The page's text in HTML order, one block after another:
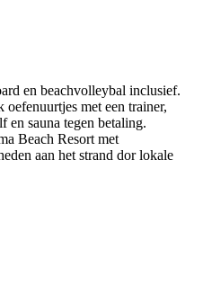
en beachvolleybal inclusief.
met een trainer,
sauna tegen betaling.
Beach Resort met
aan het strand dor lokale